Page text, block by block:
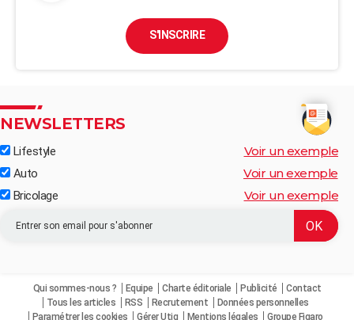
S'INSCRIRE
NEWSLETTERS
Lifestyle Voir un exemple
Auto Voir un exemple
Bricolage Voir un exemple
Qui sommes-nous ? Equipe Charte éditoriale Publicité
Contact
Tous les articles
RSS Recrutement
Données personnelles
Paramétrer les cookies
Gérer Utiq Mentions légales Groupe Figaro